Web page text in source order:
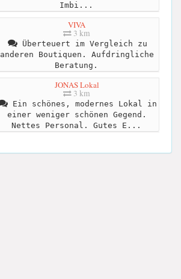
Imbi...
VIVA
3 km
Überteuert im Vergleich zu
anderen Boutiquen. Aufdringliche
Beratung.
JONAS Lokal
3 km
Ein schönes, modernes Lokal in
einer weniger schönen Gegend.
Nettes Personal. Gutes E...